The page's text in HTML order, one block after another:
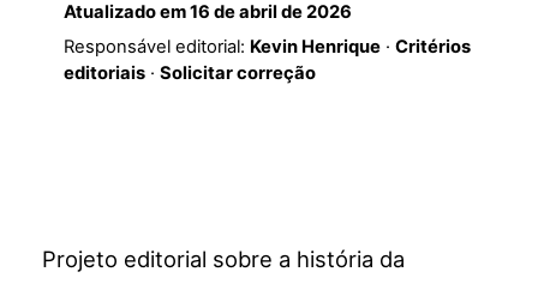
Atualizado em16 de abril de 2026
Responsável editorial: Kevin Henrique· Critérios
editoriais· Solicitar correção
Projeto editorial sobre a história da